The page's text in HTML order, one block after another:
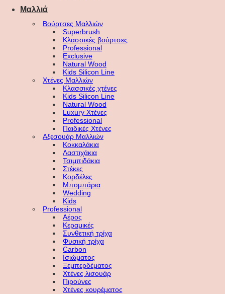
Μαλλιά
Βούρτσες Μαλλιών
Superbrush
Κλασσικές βούρτσες
Professional
Exclusive
Natural Wood
Kids Silicon Line
Χτένες Μαλλιών
Κλασσικές χτένες
Kids Silicon Line
Natural Wood
Luxury Χτένες
Professional
Παιδικές Χτένες
Αξεσουάρ Μαλλιών
Κοκκαλάκια
Λαστιχάκια
Τσιμπιδάκια
Στέκες
Κορδέλες
Μπομπάρια
Wedding
Kids
Professional
Αέρος
Κεραμικές
Συνθετική τρίχα
Φυσική τρίχα
Carbon
Ισιώματος
Ξεμπερδέματος
Χτένες λισουάρ
Πιρούνες
Χτένες κουρέματος